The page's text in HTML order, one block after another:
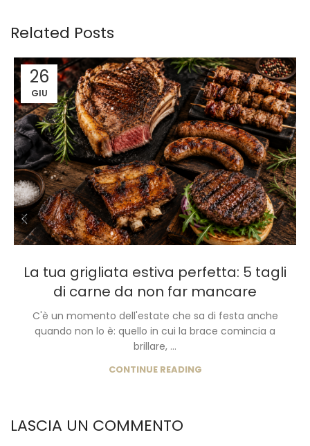
Related Posts
26
GIU
La tua grigliata estiva perfetta: 5 tagli
di carne da non far mancare
C'è un momento dell'estate che sa di festa anche
quando non lo è: quello in cui la brace comincia a
brillare, ...
CONTINUE READING
LASCIA UN COMMENTO